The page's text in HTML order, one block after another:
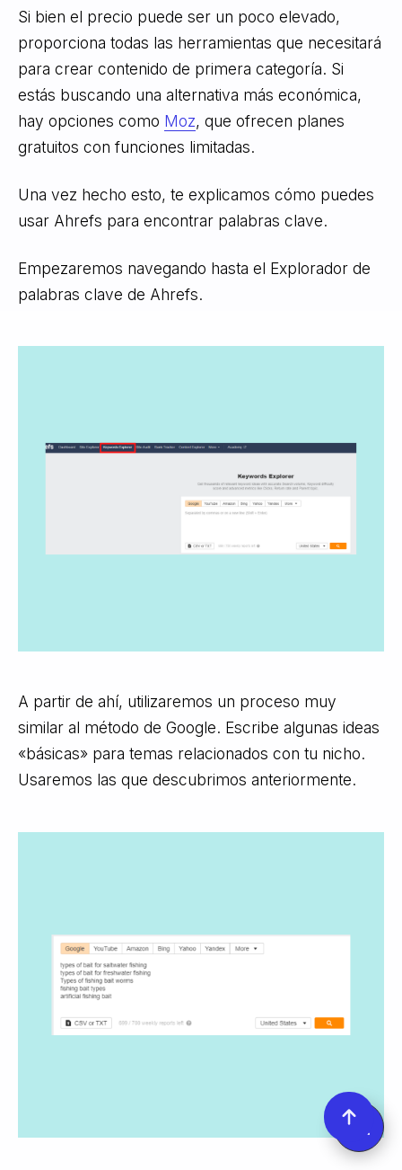
Si bien el precio puede ser un poco elevado,
proporciona todas las herramientas que necesitará
para crear contenido de primera categoría. Si
estás buscando una alternativa más económica,
hay opciones como Moz, que ofrecen planes
gratuitos con funciones limitadas.
Una vez hecho esto, te explicamos cómo puedes
usar Ahrefs para encontrar palabras clave.
Empezaremos navegando hasta el Explorador de
palabras clave de Ahrefs.
A partir de ahí, utilizaremos un proceso muy
similar al método de Google. Escribe algunas ideas
«básicas» para temas relacionados con tu nicho.
Usaremos las que descubrimos anteriormente.